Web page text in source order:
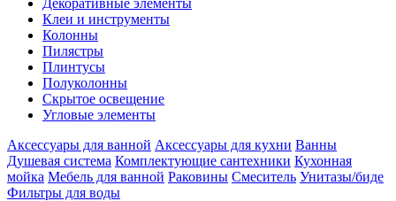
Декоративные элементы
Клеи и инструменты
Колонны
Пилястры
Плинтусы
Полуколонны
Скрытое освещение
Угловые элементы
Аксессуары для ванной Аксессуары для кухни Ванны
Душевая система Комплектующие сантехники Кухонная
мойка Мебель для ванной Раковины Смеситель Унитазы/биде
Фильтры для воды